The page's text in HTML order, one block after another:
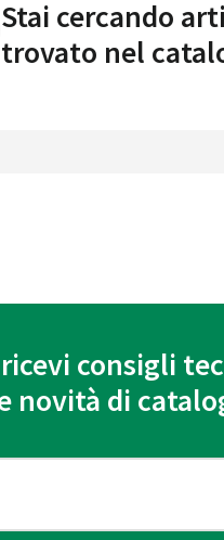
Stai cercando
trovato nel
consigli
novità di